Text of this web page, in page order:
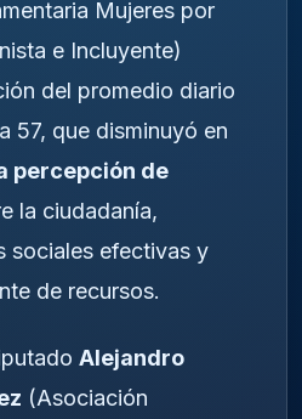
Mujeres por
e Incluyente)
del promedio diario
57, que disminuyó en
percepción de
la ciudadanía,
sociales efectivas y
de recursos.
Alejandro
(Asociación